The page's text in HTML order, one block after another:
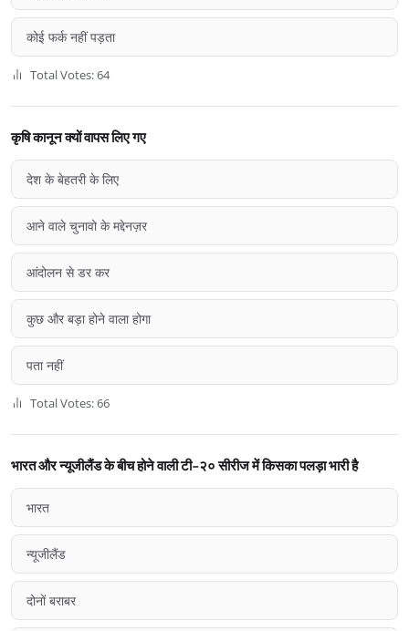
कोई फर्क नहीं पड़ता
Total Votes: 64
कृषि कानून क्यों वापस लिए गए
देश के बेहतरी के लिए
आने वाले चुनावो के मद्देनज़र
आंदोलन से डर कर
कुछ और बड़ा होने वाला होगा
पता नहीं
Total Votes: 66
भारत और न्यूजीलैंड के बीच होने वाली टी-२० सीरीज में किसका पलड़ा भारी है
भारत
न्यूजीलैंड
दोनों बराबर